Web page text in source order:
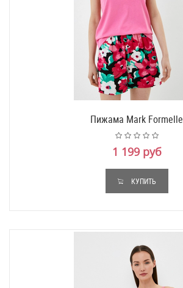
Пижама Mark Formelle
1 199 руб
КУПИТЬ